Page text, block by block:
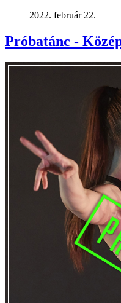
2022. február 22.
Próbatánc -